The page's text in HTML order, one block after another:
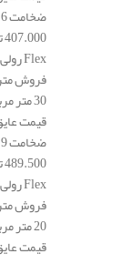
فروش
30 متر مربع است.
فروش
20 متر مربع است.